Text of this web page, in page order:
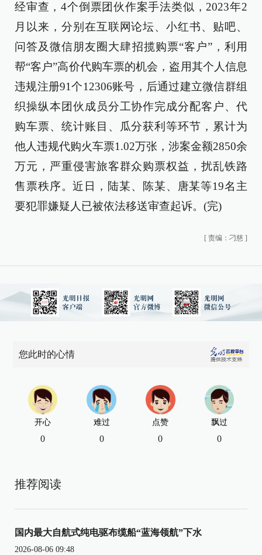
经审查，4个倒票团伙作案手法类似，2023年2
月以来，分别在互联网论坛、小红书、贴吧、
问答及微信朋友圈大肆招揽购票“客户”，利用
帮“客户”高价代购车票的机会，盗用其个人信息
违规注册91个12306账号，后通过建立微信群组
织操纵本团伙成员分工协作完成分配客户、代
购车票、统计账目、瓜分获利等环节，累计为
他人违规代购火车票1.02万张，涉案金额2850余
万元，严重侵害旅客群众购票权益，扰乱铁路
售票秩序。近日，陆某、陈某、唐某等19名主
要犯罪嫌疑人已被依法移送审查起诉。(完)
[ 责编：刁慈 ]
您此时的心情
开心
0
难过
0
点赞
0
飘过
0
推荐阅读
国内最大自航式纯电驱布缆船“蓝海领航”下水
2026-08-06 09:48